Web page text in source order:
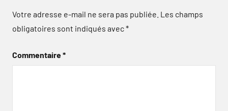
Votre adresse e-mail ne sera pas publiée. Les champs
obligatoires sont indiqués avec*
Commentaire*